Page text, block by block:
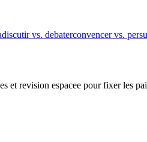
discutir vs. debaterconvencer vs.
et revision espacee pour fixer les